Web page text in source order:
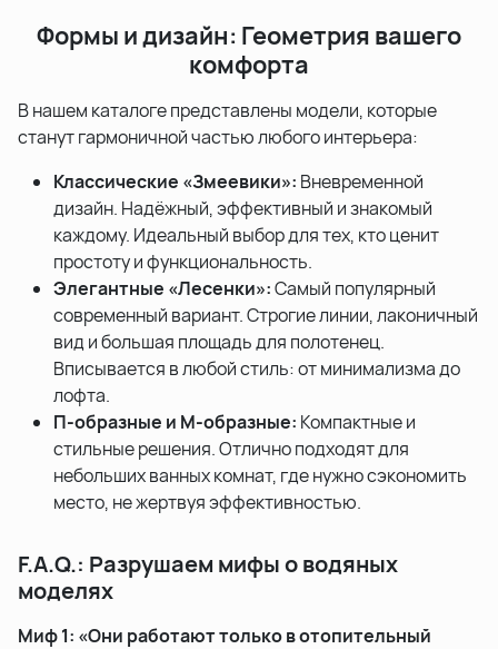
Формы и дизайн: Геометрия вашего
комфорта
В нашем каталоге представлены модели, которые
станут гармоничной частью любого интерьера:
Классические «Змеевики»: Вневременной
дизайн. Надёжный, эффективный и знакомый
каждому. Идеальный выбор для тех, кто ценит
простоту и функциональность.
Элегантные «Лесенки»:Самый популярный
современный вариант. Строгие линии, лаконичный
вид и большая площадь для полотенец.
Вписывается в любой стиль: от минимализма до
лофта.
П-образные и М-образные: Компактные и
стильные решения. Отлично подходят для
небольших ванных комнат, где нужно сэкономить
место, не жертвуя эффективностью.
F.A.Q.: Разрушаем мифы о водяных
моделях
Миф 1: «Они работают только в отопительный